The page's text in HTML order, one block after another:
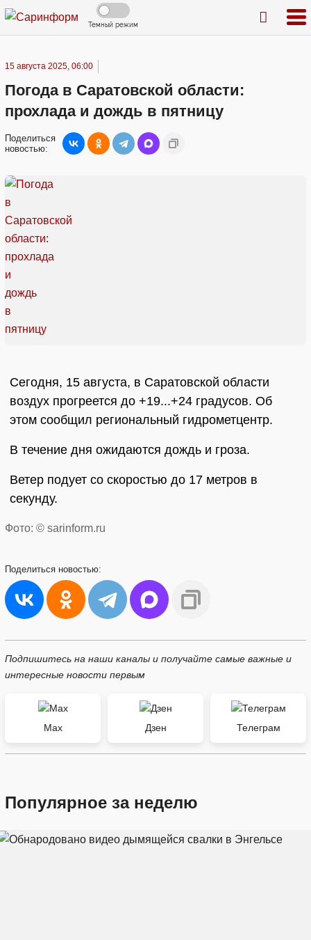
Темный режим
15 августа 2025, 06:00
Погода в Саратовской области:
прохлада и дождь в пятницу
Поделиться
новостью:
Сегодня, 15 августа, в Саратовской области
воздух прогреется до +19...+24 градусов. Об
этом сообщил региональный гидрометцентр.
В течение дня ожидаются дождь и гроза.
Ветер подует со скоростью до 17 метров в
секунду.
Фото: © sarinform.ru
Поделиться новостью:
Подпишитесь на наши каналы и получайте самые важные и
интересные новости первым
Max Дзен Телеграм
Популярное за неделю